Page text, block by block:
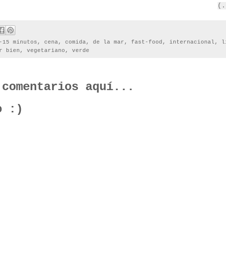
15 minutos , cena , comida , de la mar , fast-food , internacional ,
bien , vegetariano , verde
comentarios aquí...
:)